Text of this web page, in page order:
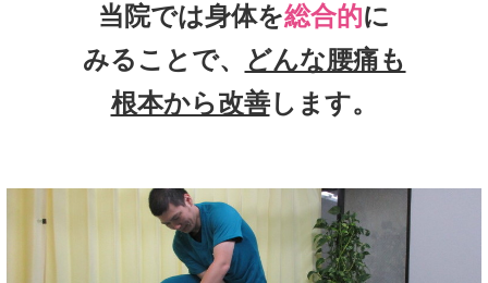
当院では身体を総合的に
みることで、
どんな腰痛も
根本から改善します。